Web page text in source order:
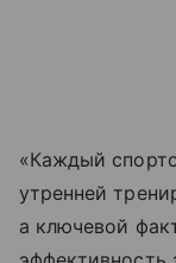
«Каждый
утренней
а ключевой